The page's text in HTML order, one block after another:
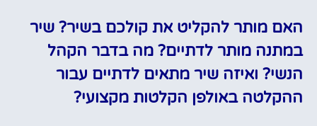
האם מותר להקליט את קולכם בשיר? שיר
במתנה מותר לדתיים? מה בדבר הקהל
הנשי? ואיזה שיר מתאים לדתיים עבור
ההקלטה באולפן הקלטות מקצועי?